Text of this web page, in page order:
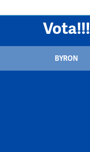
Vota!!!
BYRON